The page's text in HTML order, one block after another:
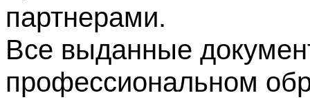
партнерами.
Все выданные
профессиональном